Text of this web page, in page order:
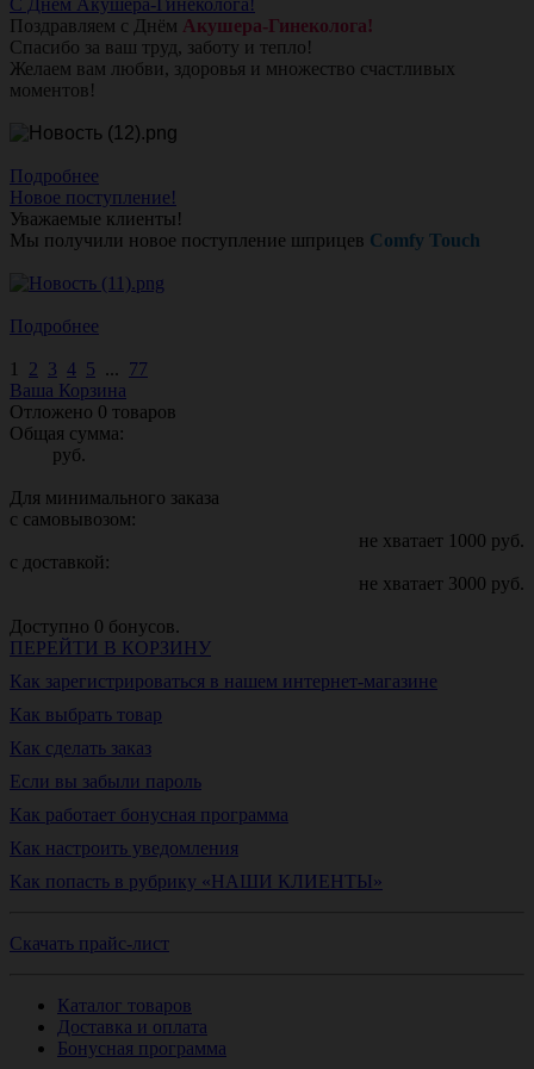
С Днём Акушера-Гинеколога!
Поздравляем с Днём Акушера-Гинеколога!
Спасибо за ваш труд, заботу и тепло!
Желаем вам любви, здоровья и множество счастливых
моментов!
Подробнее
Новое поступление!
Уважаемые клиенты!
Мы получили новое поступление шприцев Comfy Touch
Подробнее
1 2 3 4 5 ... 77
Ваша Корзина
Отложено 0 товаров
Общая сумма:
руб.
Для минимального заказа
с самовывозом:
не хватает 1000 руб.
с доставкой:
не хватает 3000 руб.
Доступно 0 бонусов.
ПЕРЕЙТИ В КОРЗИНУ
Как зарегистрироваться в нашем интернет-магазине
Как выбрать товар
Как сделать заказ
Если вы забыли пароль
Как работает бонусная программа
Как настроить уведомления
Как попасть в рубрику «НАШИ КЛИЕНТЫ»
Скачать прайс-лист
Каталог товаров
Доставка и оплата
Бонусная программа